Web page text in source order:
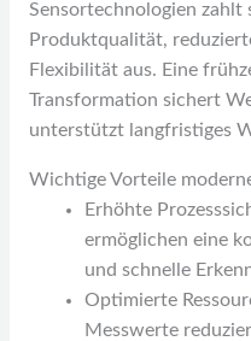
Sensortechnologien zahlt
Produktqualität,
Flexibilität aus. Eine
Transformation sichert
unterstützt langfristiges
Wichtige Vorteile
Erhöhte
ermöglichen eine
und schnelle
Optimierte
Messwerte